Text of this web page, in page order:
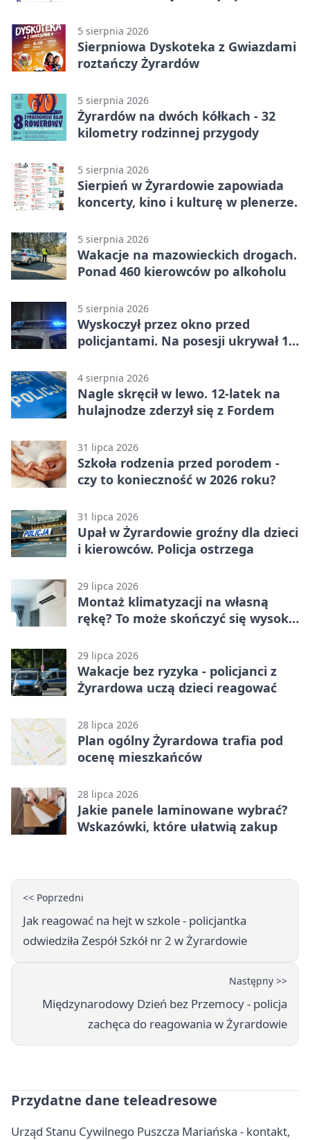
5 sierpnia 2026
Sierpniowa Dyskoteka z Gwiazdami
roztańczy Żyrardów
5 sierpnia 2026
Żyrardów na dwóch kółkach - 32
kilometry rodzinnej przygody
5 sierpnia 2026
Sierpień w Żyrardowie zapowiada
koncerty, kino i kulturę w plenerze.
5 sierpnia 2026
Wakacje na mazowieckich drogach.
Ponad 460 kierowców po alkoholu
5 sierpnia 2026
Wyskoczył przez okno przed
policjantami. Na posesji ukrywał 12
4 sierpnia 2026
Nagle skręcił w lewo. 12-latek na
hulajnodze zderzył się z Fordem
31 lipca 2026
Szkoła rodzenia przed porodem -
czy to konieczność w 2026 roku?
31 lipca 2026
Upał w Żyrardowie groźny dla dzieci
i kierowców. Policja ostrzega
29 lipca 2026
Montaż klimatyzacji na własną
rękę? To może skończyć się wysoką
29 lipca 2026
Wakacje bez ryzyka - policjanci z
Żyrardowa uczą dzieci reagować
28 lipca 2026
Plan ogólny Żyrardowa trafia pod
ocenę mieszkańców
28 lipca 2026
Jakie panele laminowane wybrać?
Wskazówki, które ułatwią zakup
<< Poprzedni
Jak reagować na hejt w szkole - policjantka
odwiedziła Zespół Szkół nr 2 w Żyrardowie
Następny >>
Międzynarodowy Dzień bez Przemocy - policja
zachęca do reagowania w Żyrardowie
Przydatne dane teleadresowe
Urząd Stanu Cywilnego Puszcza Mariańska - kontakt,